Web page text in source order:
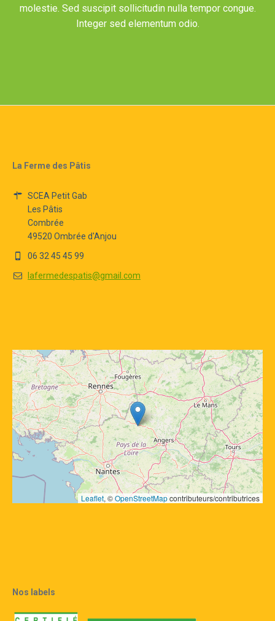
molestie. Sed suscipit sollicitudin nulla tempor congue.
Integer sed elementum odio.
La Ferme des Pâtis
SCEA Petit Gab
Les Pâtis
Combrée
49520 Ombrée d'Anjou
06 32 45 45 99
lafermedespatis@gmail.com
Leaflet, © OpenStreetMap contributeurs/contributrices
Nos labels